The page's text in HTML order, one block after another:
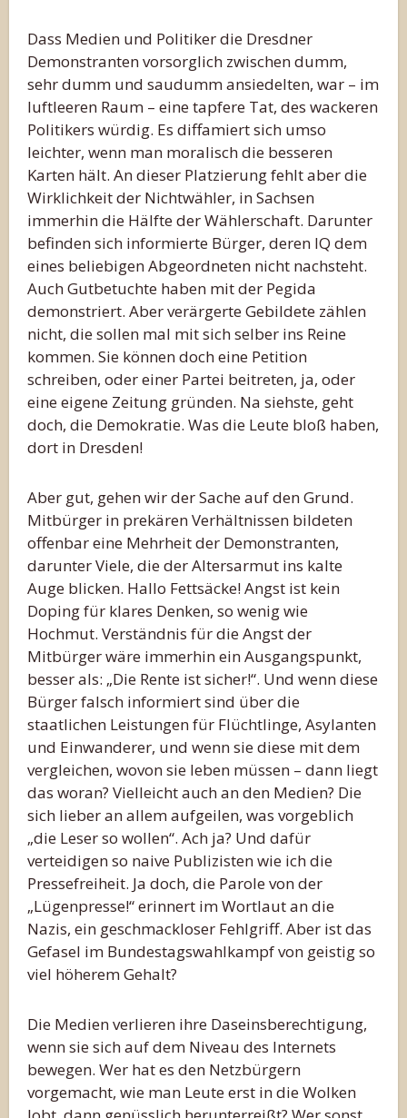
Dass Medien und Politiker die Dresdner
Demonstranten vorsorglich zwischen dumm,
sehr dumm und saudumm ansiedelten, war – im
luftleeren Raum – eine tapfere Tat, des wackeren
Politikers würdig. Es diffamiert sich umso
leichter, wenn man moralisch die besseren
Karten hält. An dieser Platzierung fehlt aber die
Wirklichkeit der Nichtwähler, in Sachsen
immerhin die Hälfte der Wählerschaft. Darunter
befinden sich informierte Bürger, deren IQ dem
eines beliebigen Abgeordneten nicht nachsteht.
Auch Gutbetuchte haben mit der Pegida
demonstriert. Aber verärgerte Gebildete zählen
nicht, die sollen mal mit sich selber ins Reine
kommen. Sie können doch eine Petition
schreiben, oder einer Partei beitreten, ja, oder
eine eigene Zeitung gründen. Na siehste, geht
doch, die Demokratie. Was die Leute bloß haben,
dort in Dresden!
Aber gut, gehen wir der Sache auf den Grund.
Mitbürger in prekären Verhältnissen bildeten
offenbar eine Mehrheit der Demonstranten,
darunter Viele, die der Altersarmut ins kalte
Auge blicken. Hallo Fettsäcke! Angst ist kein
Doping für klares Denken, so wenig wie
Hochmut. Verständnis für die Angst der
Mitbürger wäre immerhin ein Ausgangspunkt,
besser als: „Die Rente ist sicher!“. Und wenn diese
Bürger falsch informiert sind über die
staatlichen Leistungen für Flüchtlinge, Asylanten
und Einwanderer, und wenn sie diese mit dem
vergleichen, wovon sie leben müssen – dann liegt
das woran? Vielleicht auch an den Medien? Die
sich lieber an allem aufgeilen, was vorgeblich
„die Leser so wollen“. Ach ja? Und dafür
verteidigen so naive Publizisten wie ich die
Pressefreiheit. Ja doch, die Parole von der
„Lügenpresse!“ erinnert im Wortlaut an die
Nazis, ein geschmackloser Fehlgriff. Aber ist das
Gefasel im Bundestagswahlkampf von geistig so
viel höherem Gehalt?
Die Medien verlieren ihre Daseinsberechtigung,
wenn sie sich auf dem Niveau des Internets
bewegen. Wer hat es den Netzbürgern
vorgemacht, wie man Leute erst in die Wolken